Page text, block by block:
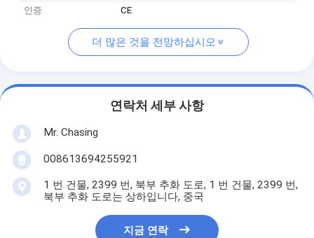
인증
CE
더 많은 것을 전망하십시오
연락처 세부 사항
Mr. Chasing
008613694255921
1 번 건물, 2399 번, 북부 추화 도로, 1 번 건물, 2399 번,
북부 추화 도로는 상하입니다, 중국
지금 연락